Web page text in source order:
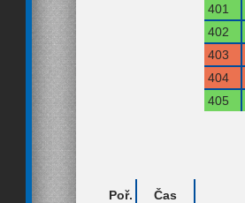
401
402
403
404
405
Poř.
Čas